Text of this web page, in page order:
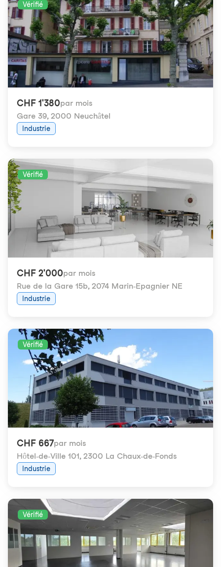
Vérifié
CHF 1'380par mois
Gare 39, 2000 Neuchâtel
Industrie
Vérifié
CHF 2'000par mois
Rue de la Gare 15b, 2074 Marin-Epagnier NE
Industrie
Vérifié
CHF 667par mois
Hôtel-de-Ville 101, 2300 La Chaux-de-Fonds
Industrie
Vérifié